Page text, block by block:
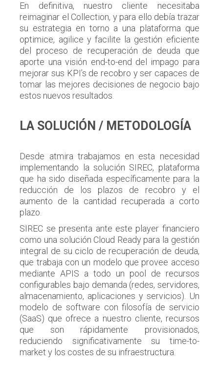
En definitiva, nuestro cliente necesitaba
reimaginar el Collection, y para ello debía trazar
su estrategia en torno a una plataforma que
optimice, agilice y facilite la gestión eficiente
del proceso de recuperación de deuda que
aporte una visión end-to-end del impago para
mejorar sus KPI’s de recobro y ser capaces de
tomar las mejores decisiones de negocio bajo
estos nuevos resultados.
LA SOLUCIÓN / METODOLOGÍA
Desde atmira trabajamos en esta necesidad
implementando la solución SIREC, plataforma
que ha sido diseñada específicamente para la
reducción de los plazos de recobro y el
aumento de la cantidad recuperada a corto
plazo.
SIREC se presenta ante este player financiero
como una solución Cloud Ready para la gestión
integral de su ciclo de recuperación de deuda,
que trabaja con un modelo que provee acceso
mediante APIS a todo un pool de recursos
configurables bajo demanda (redes, servidores,
almacenamiento, aplicaciones y servicios). Un
modelo de software con filosofía de servicio
(SaaS) que ofrece a nuestro cliente, recursos
que son rápidamente provisionados,
reduciendo significativamente su time-to-
market y los costes de su infraestructura.